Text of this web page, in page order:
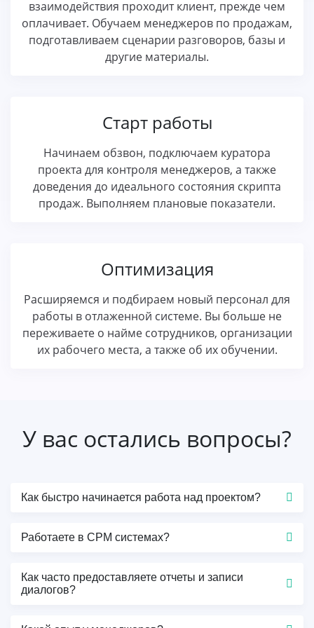
взаимодействия проходит клиент, прежде чем
оплачивает. Обучаем менеджеров по продажам,
подготавливаем сценарии разговоров, базы и
другие материалы.
Старт работы
Начинаем обзвон, подключаем куратора
проекта для контроля менеджеров, а также
доведения до идеального состояния скрипта
продаж. Выполняем плановые показатели.
Оптимизация
Расширяемся и подбираем новый персонал для
работы в отлаженной системе. Вы больше не
переживаете о найме сотрудников, организации
их рабочего места, а также об их обучении.
У вас остались вопросы?
Как быстро начинается работа над проектом?
от типа проекта и наличия у Заказчика
работу начинали всего спустя сутки после
обращения
Работаете в СРМ системах?
знакомы с АМО, Битрикс24, Сбис СРМ, YCLIENTS.
Более того, мы сами являемся
Как часто предоставляете отчеты и записи
диалогов?